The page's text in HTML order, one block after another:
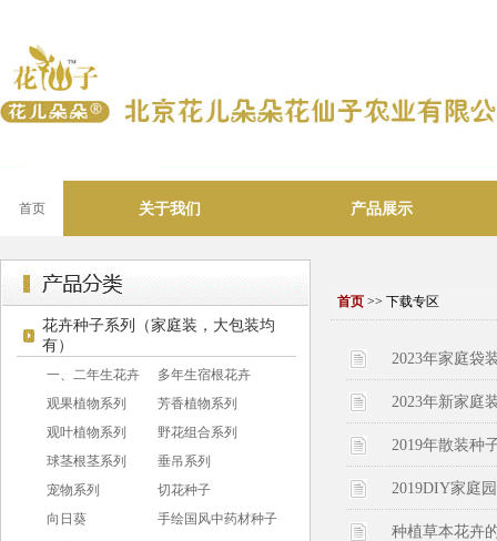
首页 关于我们 产品展示
花卉种子系列（家庭装，大包装均
有）
一、二年生花卉
多年生宿根花卉
观果植物系列
芳香植物系列
观叶植物系列
野花组合系列
球茎根茎系列
垂吊系列
宠物系列
切花种子
向日葵
手绘国风中药材种子
首页 >> 下载专区
2023年家庭袋
2023年新家庭
2019年散装种
2019DIY家庭
种植草本花卉